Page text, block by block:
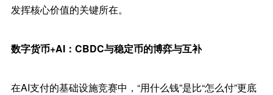
发挥核心价值的关键所在。
数字货币+AI：CBDC与稳定币的博弈与互补
在AI支付的基础设施竞赛中，“用什么钱”是比“怎么付”更底